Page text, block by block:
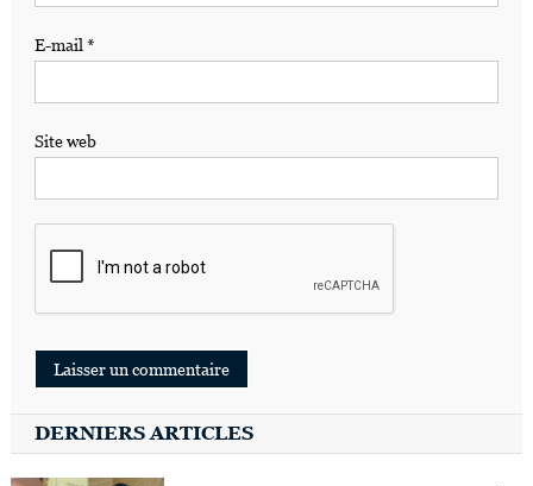
E-mail *
Site web
DERNIERS ARTICLES